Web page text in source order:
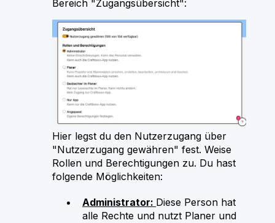
Bereich "Zugangsübersicht":
Hier legst du den Nutzerzugang über
"Nutzerzugang gewähren" fest. Weise
Rollen und Berechtigungen zu. Du hast
folgende Möglichkeiten:
Administrator: Diese Person hat
alle Rechte und nutzt Planer und